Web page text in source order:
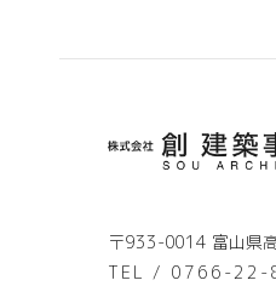
〒933-0014 富山県
TEL / 0766-22-